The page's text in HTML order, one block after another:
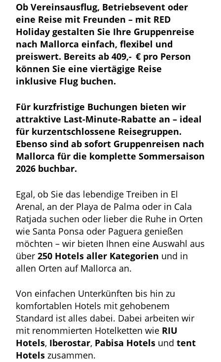
Ob Vereinsausflug, Betriebsevent oder
eine Reise mit Freunden – mit RED
Holiday gestalten Sie Ihre Gruppenreise
nach Mallorca einfach, flexibel und
preiswert. Bereits ab 409,- € pro Person
können Sie eine viertägige Reise
inklusive Flug buchen.
Für kurzfristige Buchungen bieten wir
attraktive Last-Minute-Rabatte an – ideal
für kurzentschlossene Reisegruppen.
Ebenso sind ab sofort Gruppenreisen nach
Mallorca für die komplette Sommersaison
2026 buchbar.
Egal, ob Sie das lebendige Treiben in El
Arenal, an der Playa de Palma oder in Cala
Ratjada suchen oder lieber die Ruhe in Orten
wie Santa Ponsa oder Paguera genießen
möchten – wir bieten Ihnen eine Auswahl aus
über250 Hotels aller Kategorien und in
allen Orten auf Mallorca an.
Von einfachen Unterkünften bis hin zu
komfortablen Hotels mit gehobenem
Standard ist alles dabei. Dabei arbeiten wir
mit renommierten Hotelketten wie RIU
Hotels, Iberostar, Pabisa Hotels undtent
Hotels zusammen.